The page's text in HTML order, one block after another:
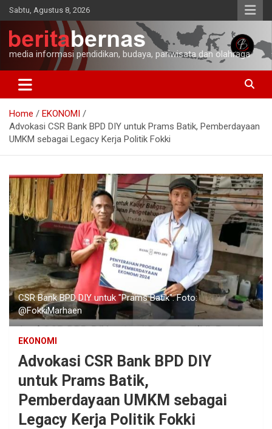
Skip
to
content
Sabtu, Agustus 8, 2026
media informasi pendidikan, budaya, pariwisata dan olahraga
Home
EKONOMI
Advokasi CSR Bank BPD DIY untuk Prams Batik, Pemberdayaan
UMKM sebagai Legacy Kerja Politik Fokki
CSR Bank BPD DIY untuk "Prams Batik". Foto:
@FokkiMarhaen
EKONOMI
Advokasi CSR Bank BPD DIY
untuk Prams Batik,
Pemberdayaan UMKM sebagai
Legacy Kerja Politik Fokki